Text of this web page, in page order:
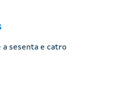
a sesenta e catro